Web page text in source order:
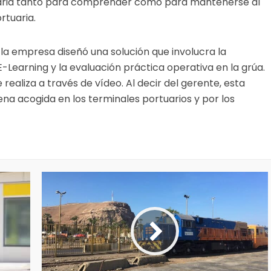
empresa diseñó una solución que involucra la
y la evaluación práctica operativa en la grúa.
a través de vídeo. Al decir del gerente, esta
acogida en los terminales portuarios y por los